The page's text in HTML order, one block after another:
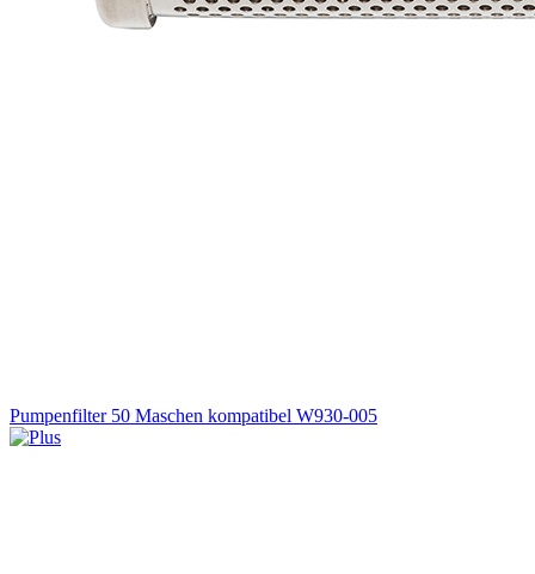
Pumpenfilter 50 Maschen kompatibel W930-005